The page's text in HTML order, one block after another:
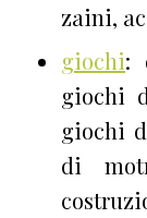
zaini,
giochi:
giochi
giochi
di